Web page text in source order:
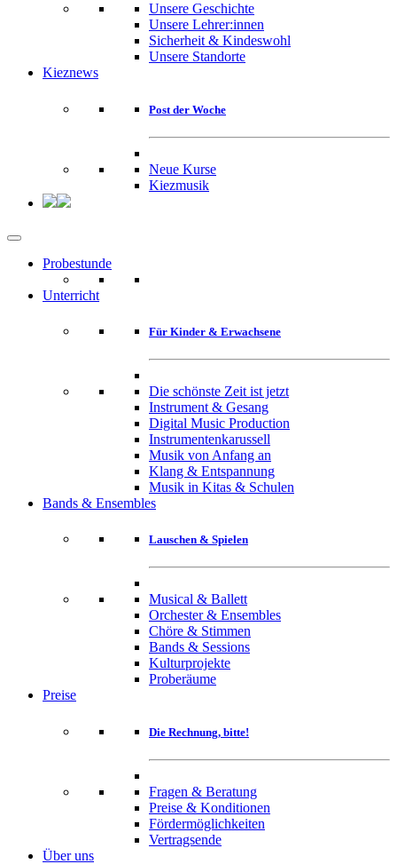
Unsere Geschichte
Unsere Lehrer:innen
Sicherheit & Kindeswohl
Unsere Standorte
Kieznews
Post der Woche
Neue Kurse
Kiezmusik
Probestunde
Unterricht
Für Kinder & Erwachsene
Die schönste Zeit ist jetzt
Instrument & Gesang
Digital Music Production
Instrumentenkarussell
Musik von Anfang an
Klang & Entspannung
Musik in Kitas & Schulen
Bands & Ensembles
Lauschen & Spielen
Musical & Ballett
Orchester & Ensembles
Chöre & Stimmen
Bands & Sessions
Kulturprojekte
Proberäume
Preise
Die Rechnung, bitte!
Fragen & Beratung
Preise & Konditionen
Fördermöglichkeiten
Vertragsende
Über uns